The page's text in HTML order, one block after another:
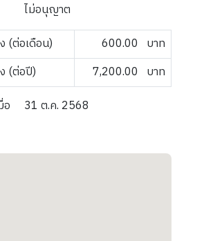
ไม่อนุญาต
(ต่อเดือน)
600.00 บาท
(ต่อปี)
7,200.00 บาท
อ
31 ต.ค. 2568